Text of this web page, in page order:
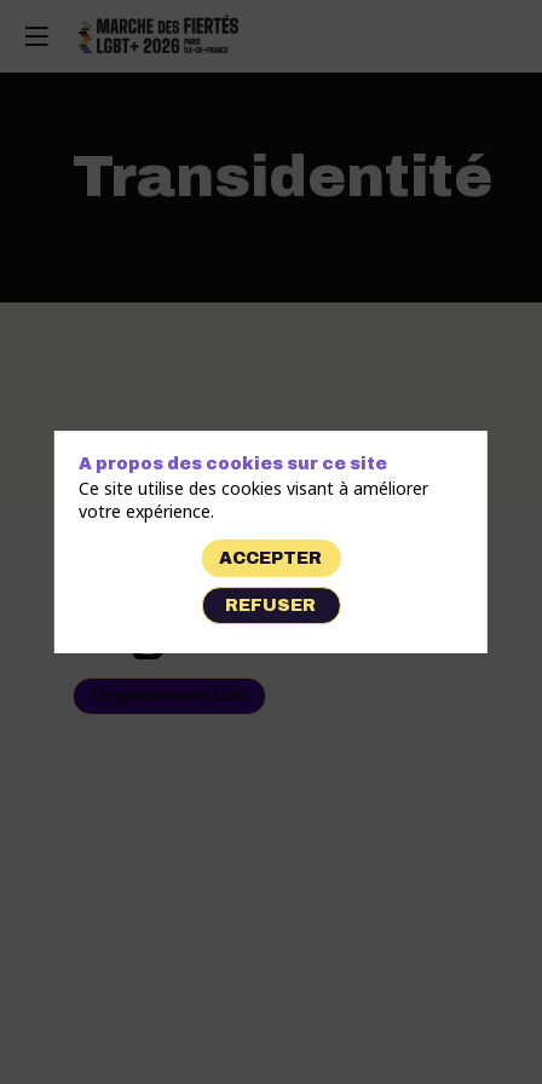
Transidentité
Organismes
Organismes liés
A propos des cookies sur ce site
Ce site utilise des cookies visant à améliorer
votre expérience.
ACCEPTER
REFUSER